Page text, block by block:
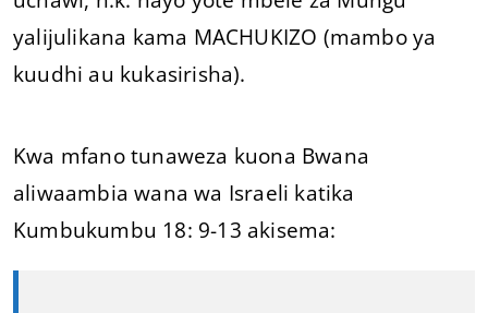
yalijulikana kama MACHUKIZO (mambo ya
kuudhi au kukasirisha).
Kwa mfano tunaweza kuona Bwana
aliwaambia wana wa Israeli katika
Kumbukumbu 18: 9-13 akisema: